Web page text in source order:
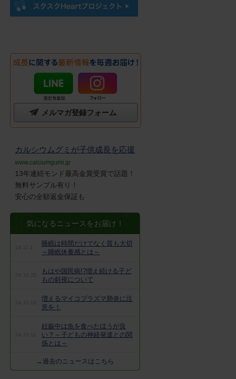
メルマガ登録フォーム
カルシウムグミが子供成長を応援
www.calciumgumi.jp
13年連続モンド最高金賞受賞で話題！
無料サンプル有り！
安心の全額返金保証も
気になるニュースをお届け！
睡眠は時間だけでなく質も大切
～睡眠休養感とは～
もはや国民病!?増え続ける子ど
もの斜視について
増えるマイコプラズマ肺炎に注
意を！
妊娠中は魚を食べたほうが良
い？～子どもの神経発達との関
係とは～
→過去のニュースはこちら